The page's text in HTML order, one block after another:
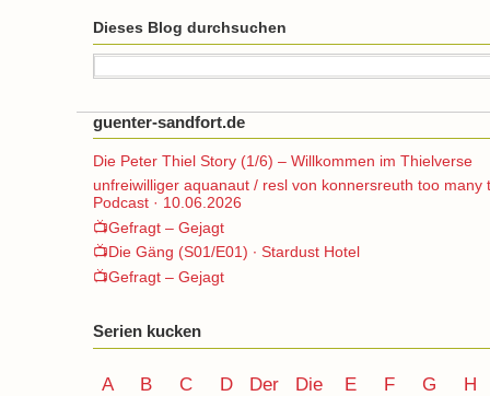
Dieses Blog durchsuchen
guenter-sandfort.de
Die Peter Thiel Story (1/6) – Willkommen im Thielverse
unfreiwilliger aquanaut / resl von konnersreuth too many
Podcast · 10.06.2026
📺Gefragt – Gejagt
📺Die Gäng (S01/E01) ∙ Stardust Hotel
📺Gefragt – Gejagt
Serien kucken
A B C D Der Die E F G
H